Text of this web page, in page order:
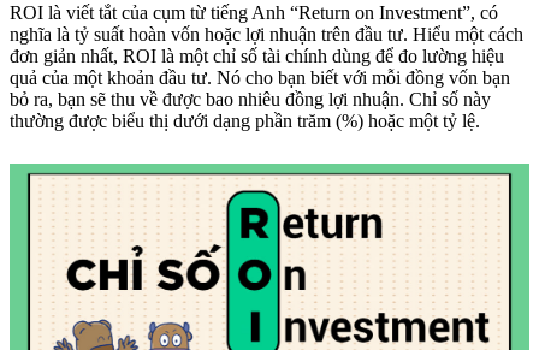
ROI là viết tắt của cụm từ tiếng Anh “Return on Investment”, có
nghĩa là tỷ suất hoàn vốn hoặc lợi nhuận trên đầu tư. Hiểu một cách
đơn giản nhất, ROI là một chỉ số tài chính dùng để đo lường hiệu
quả của một khoản đầu tư. Nó cho bạn biết với mỗi đồng vốn bạn
bỏ ra, bạn sẽ thu về được bao nhiêu đồng lợi nhuận. Chỉ số này
thường được biểu thị dưới dạng phần trăm (%) hoặc một tỷ lệ.